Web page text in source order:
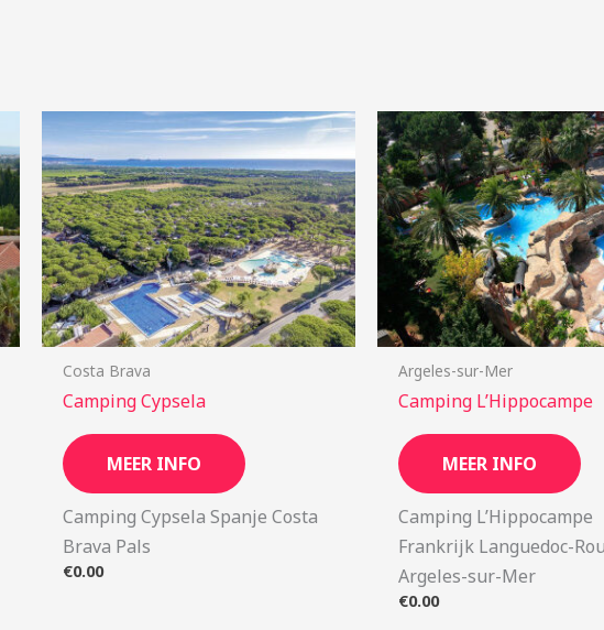
Costa Brava
Camping Cypsela
MEER INFO
Camping Cypsela Spanje Costa
Brava Pals
€0.00
Argeles-sur-Mer
Camping L’Hippocampe
MEER INFO
Camping L’Hippocampe
Frankrijk Languedoc-
Argeles-sur-Mer
€0.00